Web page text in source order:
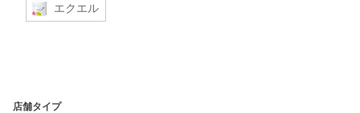
エクエル
店舗タイプ